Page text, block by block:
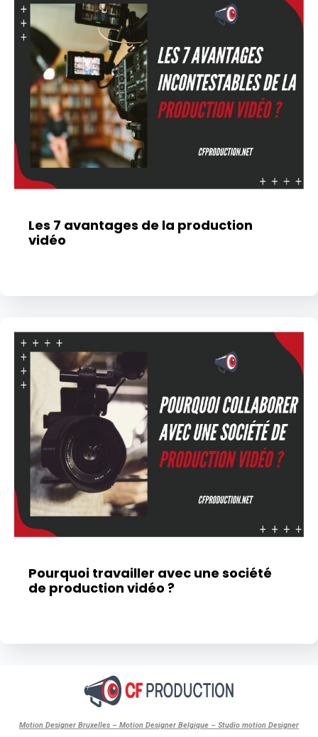
Les 7 avantages de la production
vidéo
Pourquoi travailler avec une société
de production vidéo ?
Motion Designer Bruxelles – Motion Designer Belgique – Studio motion Designer